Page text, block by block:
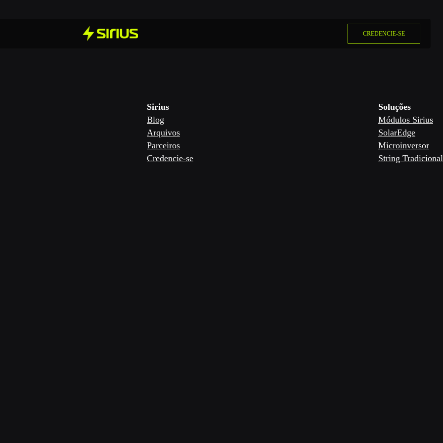
CREDENCIE-SE
Sirius
Blog
Arquivos
Parceiros
Credencie-se
Soluções
Módulos Sirius
SolarEdge
Microinversor
String Tradicional